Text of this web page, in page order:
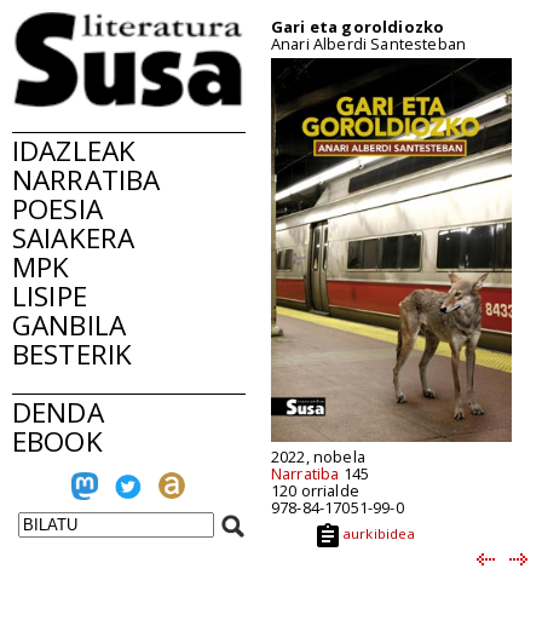
IDAZLEAK
NARRATIBA
POESIA
SAIAKERA
MPK
LISIPE
GANBILA
BESTERIK
DENDA
EBOOK
Gari eta goroldiozko
Anari Alberdi Santesteban
2022, nobela
Narratiba 145
120 orrialde
978-84-17051-99-0
aurkibidea